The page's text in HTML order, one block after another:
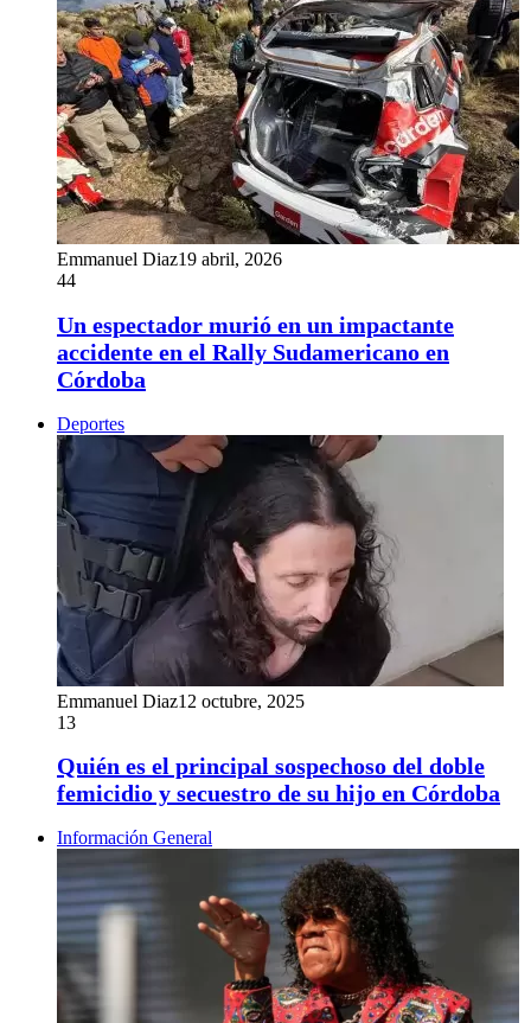
Emmanuel Diaz19 abril, 2026
44
Un espectador murió en un impactante
accidente en el Rally Sudamericano en
Córdoba
Deportes
Emmanuel Diaz12 octubre, 2025
13
Quién es el principal sospechoso del doble
femicidio y secuestro de su hijo en Córdoba
Información General